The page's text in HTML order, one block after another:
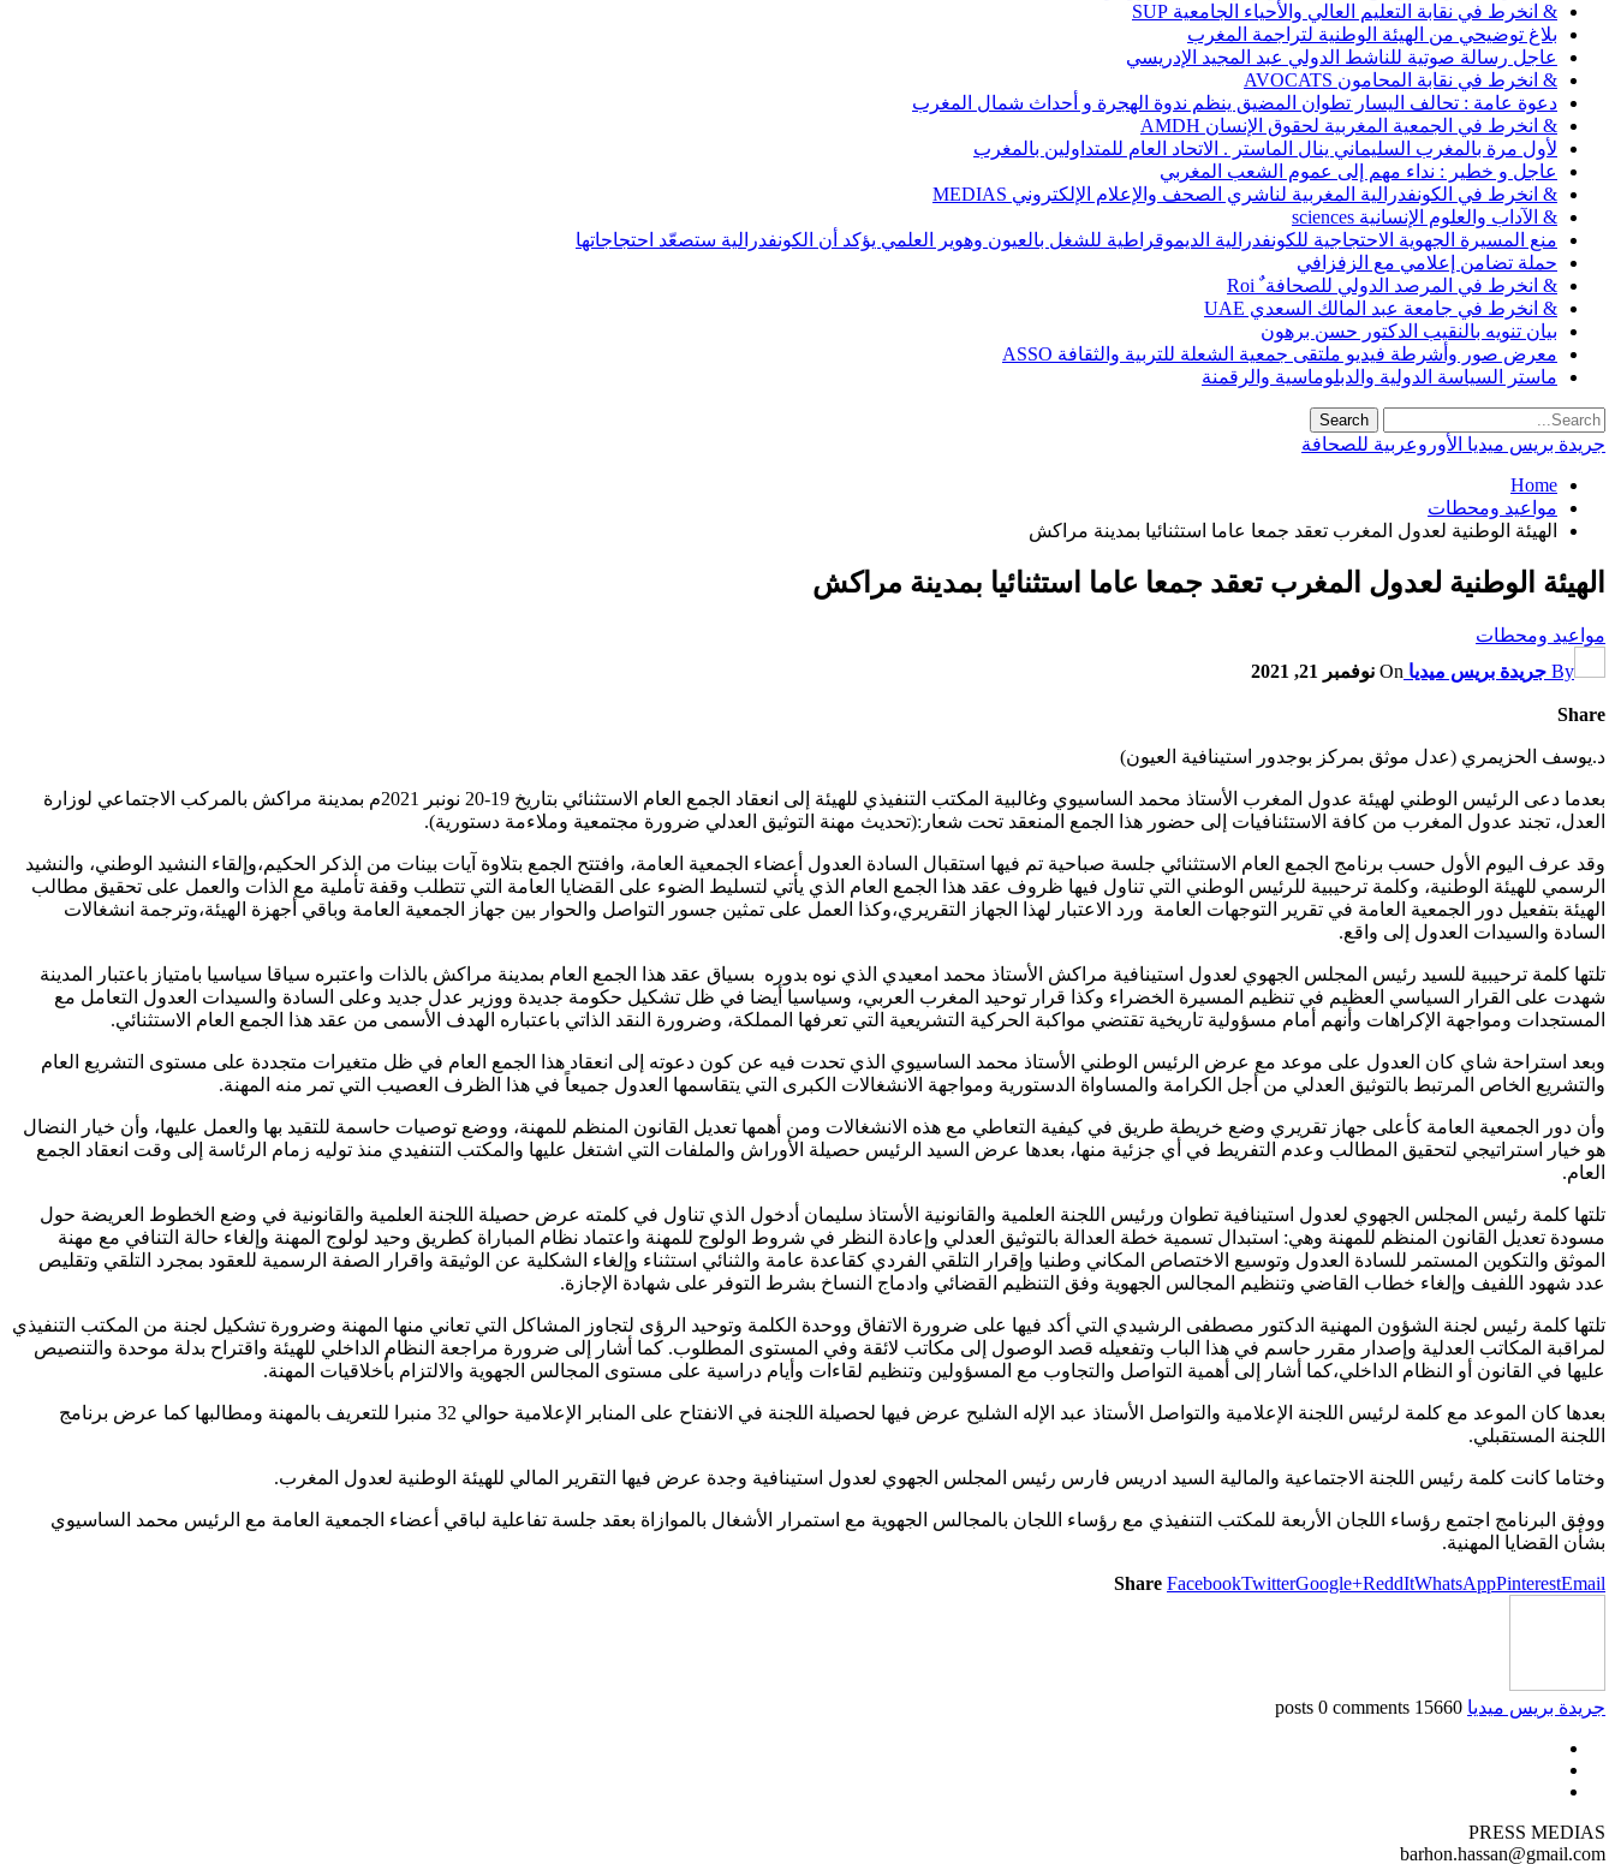
& انخرط في نقابة التعليم العالي والأحياء الجامعية SUP
بلاغ توضيحي من الهيئة الوطنية لتراجمة المغرب
عاجل رسالة صوتية للناشط الدولي عبد المجيد الإدريسي
& انخرط في نقابة المحامون AVOCATS
دعوة عامة : تحالف اليسار تطوان المضيق ينظم ندوة الهجرة و أحداث شمال المغرب
& انخرط في الجمعية المغربية لحقوق الإنسان AMDH
لأول مرة بالمغرب السليماني ينال الماستر . الاتحاد العام للمتداولين بالمغرب
عاجل و خطير : نداء مهم إلى عموم الشعب المغربي
& انخرط في الكونفدرالية المغربية لناشري الصحف والإعلام الإلكتروني MEDIAS
& الآداب والعلوم الإنسانية sciences
منع المسيرة الجهوية الاحتجاجية للكونفدرالية الديموقراطية للشغل بالعيون وهوير العلمي يؤكد أن الكونفدرالية ستصعّد احتجاجاتها
حملة تضامن إعلامي مع الزفزافي
& انخرط في المرصد الدولي للصحافة ٌ Roi
& انخرط في جامعة عبد المالك السعدي UAE
بيان تنويه بالنقيب الدكتور حسن برهون
معرض صور وأشرطة فيديو ملتقى جمعية الشعلة للتربية والثقافة ASSO
ماستر السياسة الدولية والدبلوماسية والرقمنة
جريدة بريس ميديا الأوروعربية للصحافة
Home
مواعيد ومحطات
الهيئة الوطنية لعدول المغرب تعقد جمعا عاما استثنائيا بمدينة مراكش
الهيئة الوطنية لعدول المغرب تعقد جمعا عاما استثنائيا بمدينة مراكش
مواعيد ومحطات
By جريدة بريس ميديا On نوفمبر 21, 2021
Share
د.يوسف الحزيمري (عدل موثق بمركز بوجدور استينافية العيون)
بعدما دعى الرئيس الوطني لهيئة عدول المغرب الأستاذ محمد الساسيوي وغالبية المكتب التنفيذي للهيئة إلى انعقاد الجمع العام الاستثنائي بتاريخ 19-20 نونبر 2021م بمدينة مراكش بالمركب الاجتماعي لوزارة
العدل، تجند عدول المغرب من كافة الاستئنافيات إلى حضور هذا الجمع المنعقد تحت شعار:(تحديث مهنة التوثيق العدلي ضرورة مجتمعية وملاءمة دستورية).
وقد عرف اليوم الأول حسب برنامج الجمع العام الاستثنائي جلسة صباحية تم فيها استقبال السادة العدول أعضاء الجمعية العامة، وافتتح الجمع بتلاوة آيات بينات من الذكر الحكيم،وإلقاء النشيد الوطني، والنشيد
الرسمي للهيئة الوطنية، وكلمة ترحيبية للرئيس الوطني التي تناول فيها ظروف عقد هذا الجمع العام الذي يأتي لتسليط الضوء على القضايا العامة التي تتطلب وقفة تأملية مع الذات والعمل على تحقيق مطالب
الهيئة بتفعيل دور الجمعية العامة في تقرير التوجهات العامة ورد الاعتبار لهذا الجهاز التقريري،وكذا العمل على تمثين جسور التواصل والحوار بين جهاز الجمعية العامة وباقي أجهزة الهيئة،وترجمة انشغالات
السادة والسيدات العدول إلى واقع.
تلتها كلمة ترحيبية للسيد رئيس المجلس الجهوي لعدول استينافية مراكش الأستاذ محمد امعيدي الذي نوه بدوره بسياق عقد هذا الجمع العام بمدينة مراكش بالذات واعتبره سياقا سياسيا بامتياز باعتبار المدينة
شهدت على القرار السياسي العظيم في تنظيم المسيرة الخضراء وكذا قرار توحيد المغرب العربي، وسياسيا أيضا في ظل تشكيل حكومة جديدة ووزير عدل جديد وعلى السادة والسيدات العدول التعامل مع
المستجدات ومواجهة الإكراهات وأنهم أمام مسؤولية تاريخية تقتضي مواكبة الحركية التشريعية التي تعرفها المملكة، وضرورة النقد الذاتي باعتباره الهدف الأسمى من عقد هذا الجمع العام الاستثنائي.
وبعد استراحة شاي كان العدول على موعد مع عرض الرئيس الوطني الأستاذ محمد الساسيوي الذي تحدت فيه عن كون دعوته إلى انعقاد هذا الجمع العام في ظل متغيرات متجددة على مستوى التشريع العام
والتشريع الخاص المرتبط بالتوثيق العدلي من أجل الكرامة والمساواة الدستورية ومواجهة الانشغالات الكبرى التي يتقاسمها العدول جميعاً في هذا الظرف العصيب التي تمر منه المهنة.
وأن دور الجمعية العامة كأعلى جهاز تقريري وضع خريطة طريق في كيفية التعاطي مع هذه الانشغالات ومن أهمها تعديل القانون المنظم للمهنة، ووضع توصيات حاسمة للتقيد بها والعمل عليها، وأن خيار النضال
هو خيار استراتيجي لتحقيق المطالب وعدم التفريط في أي جزئية منها، بعدها عرض السيد الرئيس حصيلة الأوراش والملفات التي اشتغل عليها والمكتب التنفيدي منذ توليه زمام الرئاسة إلى وقت انعقاد الجمع
العام.
تلتها كلمة رئيس المجلس الجهوي لعدول استينافية تطوان ورئيس اللجنة العلمية والقانونية الأستاذ سليمان أدخول الذي تناول في كلمته عرض حصيلة اللجنة العلمية والقانونية في وضع الخطوط العريضة حول
مسودة تعديل القانون المنظم للمهنة وهي: استبدال تسمية خطة العدالة بالتوثيق العدلي وإعادة النظر في شروط الولوج للمهنة واعتماد نظام المباراة كطريق وحيد لولوج المهنة وإلغاء حالة التنافي مع مهنة
الموثق والتكوين المستمر للسادة العدول وتوسيع الاختصاص المكاني وطنيا وإقرار التلقي الفردي كقاعدة عامة والثنائي استثناء وإلغاء الشكلية عن الوثيقة واقرار الصفة الرسمية للعقود بمجرد التلقي وتقليص
عدد شهود اللفيف وإلغاء خطاب القاضي وتنظيم المجالس الجهوية وفق التنظيم القضائي وادماج النساخ بشرط التوفر على شهادة الإجازة.
تلتها كلمة رئيس لجنة الشؤون المهنية الدكتور مصطفى الرشيدي التي أكد فيها على ضرورة الاتفاق ووحدة الكلمة وتوحيد الرؤى لتجاوز المشاكل التي تعاني منها المهنة وضرورة تشكيل لجنة من المكتب التنفيذي
لمراقبة المكاتب العدلية وإصدار مقرر حاسم في هذا الباب وتفعيله قصد الوصول إلى مكاتب لائقة وفي المستوى المطلوب. كما أشار إلى ضرورة مراجعة النظام الداخلي للهيئة واقتراح بدلة موحدة والتنصيص
عليها في القانون أو النظام الداخلي،كما أشار إلى أهمية التواصل والتجاوب مع المسؤولين وتنظيم لقاءات وأيام دراسية على مستوى المجالس الجهوية والالتزام بأخلاقيات المهنة.
بعدها كان الموعد مع كلمة لرئيس اللجنة الإعلامية والتواصل الأستاذ عبد الإله الشليح عرض فيها لحصيلة اللجنة في الانفتاح على المنابر الإعلامية حوالي 32 منبرا للتعريف بالمهنة ومطالبها كما عرض برنامج
اللجنة المستقبلي.
وختاما كانت كلمة رئيس اللجنة الاجتماعية والمالية السيد ادريس فارس رئيس المجلس الجهوي لعدول استينافية وجدة عرض فيها التقرير المالي للهيئة الوطنية لعدول المغرب.
ووفق البرنامج اجتمع رؤساء اللجان الأربعة للمكتب التنفيذي مع رؤساء اللجان بالمجالس الجهوية مع استمرار الأشغال بالموازاة بعقد جلسة تفاعلية لباقي أعضاء الجمعية العامة مع الرئيس محمد الساسيوي
بشأن القضايا المهنية.
Share FacebookTwitterGoogle+ReddItWhatsAppPinterestEmail
جريدة بريس ميديا 15660 posts
0 comments
PRESS MEDIAS
barhon.hassan@gmail.com